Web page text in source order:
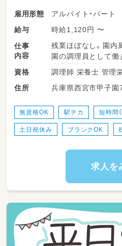
雇用形態
アルバイト・パート
給与
時給1,120円 〜
仕事
内容
残業ほぼなし。園内
園の調理員として働
厨房業務（給食、おや
作業をお願いいたし
＊兵庫県西宮市にあ
月から２歳児まで
定員１２名の小規模
＊二大アレルゲンで
＊アットホームな職
就業場所の変更範囲
雇用期間の定め：なし
資格
調理師 栄養
住所
兵庫県西宮市甲子園
無資格OK 駅チカ 短時間
土日祝休み ブランクOK
求人を